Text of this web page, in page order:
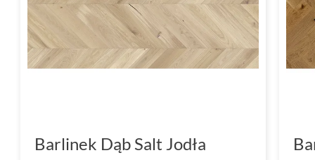
wyjątkowego charakteru i staje się oazą
Technologia mocowania dla
Tradycjonaliści docenią też system T&G
Barlinek Dąb Salt Jodła